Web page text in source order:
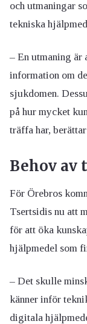
och utmaningar
tekniska
– En utmaning är
information om
sjukdomen.
på hur mycket
träffa har,
Behov av
För Örebros
Tsertsidis nu att
för att öka
hjälpmedel som
– Det skulle
känner inför
digitala